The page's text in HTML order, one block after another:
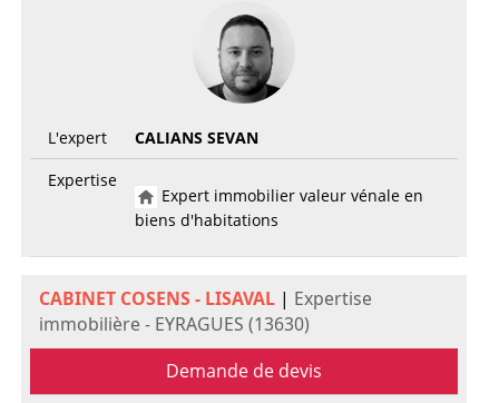
L'expert
CALIANS SEVAN
Expertise
Expert immobilier valeur vénale en
biens d'habitations
CABINET COSENS - LISAVAL| Expertise
immobilière - EYRAGUES (13630)
Demande de devis